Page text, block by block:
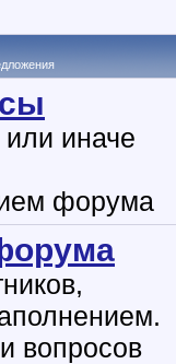
иначе
форума
вопросов